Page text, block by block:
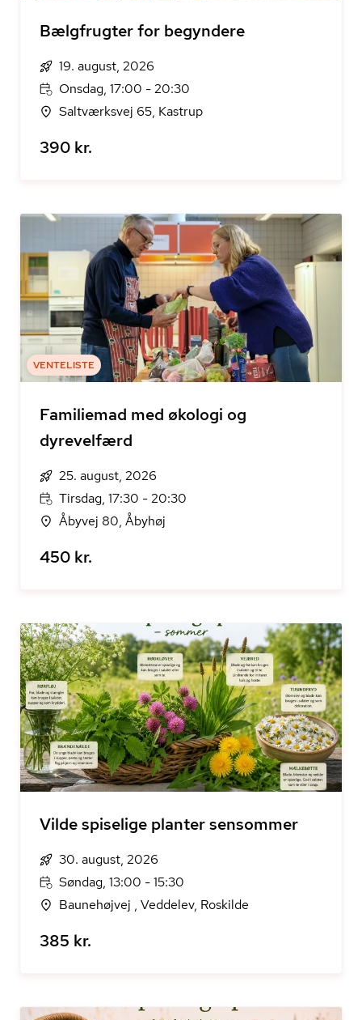
Bælgfrugter for begyndere
19. august, 2026
Onsdag, 17:00 - 20:30
Saltværksvej 65, Kastrup
390 kr.
VENTELISTE
Familiemad med økologi og
dyrevelfærd
25. august, 2026
Tirsdag, 17:30 - 20:30
Åbyvej 80, Åbyhøj
450 kr.
Vilde spiselige planter sensommer
30. august, 2026
Søndag, 13:00 - 15:30
Baunehøjvej , Veddelev, Roskilde
385 kr.